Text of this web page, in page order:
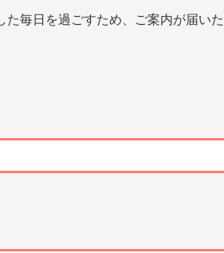
毎日を過ごすため、ご案内が届いた